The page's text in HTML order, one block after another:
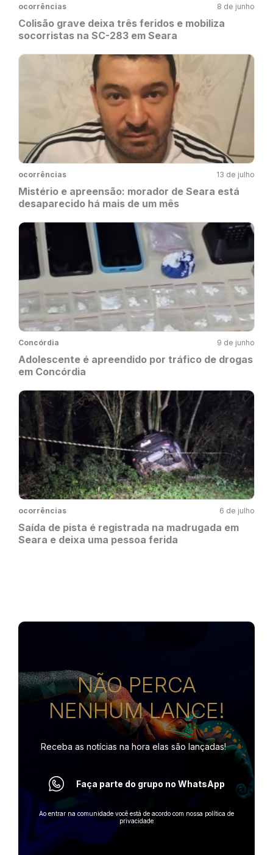
ocorrências 8 de junho
Colisão grave deixa três feridos e mobiliza
socorristas na SC-283 em Seara
ocorrências 13 de julho
Mistério e apreensão: morador de Seara está
desaparecido há mais de um mês
Concórdia 9 de junho
Adolescente é apreendido por tráfico de drogas
em Concórdia
ocorrências 6 de julho
Saída de pista é registrada na madrugada em
Seara e deixa uma pessoa ferida
NÃO PERCA
NENHUM LANCE!
Receba as notícias na hora elas são lançadas!
Faça parte do grupo no WhatsApp
Ao entrar na comunidade você está de acordo com nossa política de
privacidade